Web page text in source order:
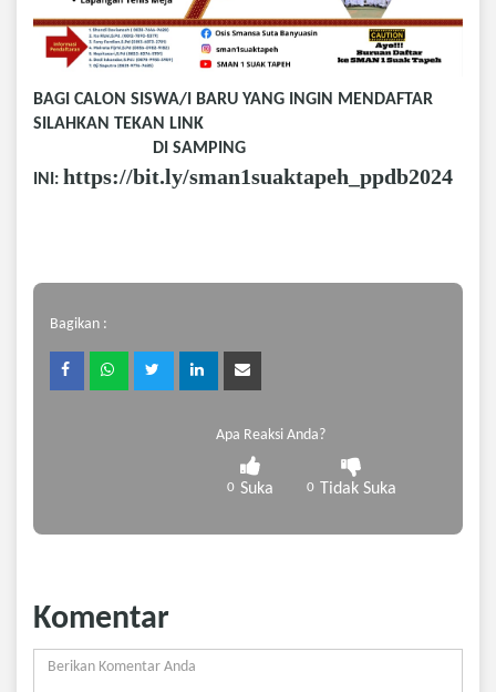
BAGI CALON SISWA/I BARU YANG INGIN MENDAFTAR
SILAHKAN TEKAN LINK
DI SAMPING
INI: https://bit.ly/sman1suaktapeh_ppdb2024
Bagikan :
Apa Reaksi Anda?
0 Suka 0 Tidak Suka
Komentar